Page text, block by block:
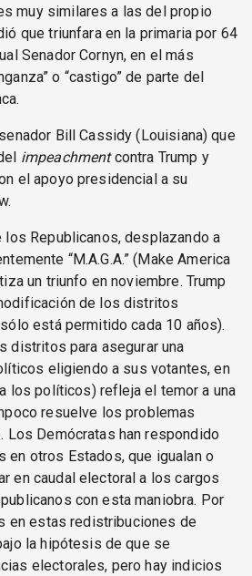
muy similares a las del propio
que triunfara en la primaria por 64
Senador Cornyn, en el más
o “castigo” de parte del
Bill Cassidy (Louisiana) que
impeachmentcontra Trump y
el apoyo presidencial a su
los Republicanos, desplazando a
“M.A.G.A.” (Make America
un triunfo en noviembre. Trump
de los distritos
está permitido cada 10 años).
distritos para asegurar una
eligiendo a sus votantes, en
los políticos) refleja el temor a una
resuelve los problemas
Demócratas han respondido
en otros Estados, que igualan o
en caudal electoral a los cargos
con esta maniobra. Por
en estas redistribuciones de
la hipótesis de que se
electorales, pero hay indicios